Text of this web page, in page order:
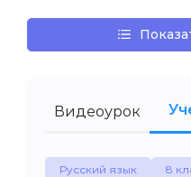
Видеоурок
Русский язык
8